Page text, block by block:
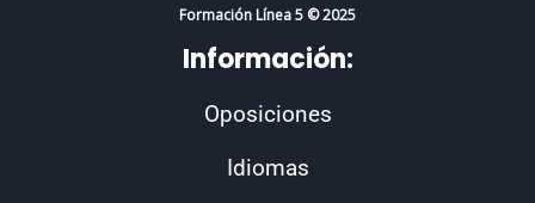
e
b
o
o
t
a
g
r
m
t
s
a
Formación Línea 5 © 2025
Información:
Oposiciones
Idiomas